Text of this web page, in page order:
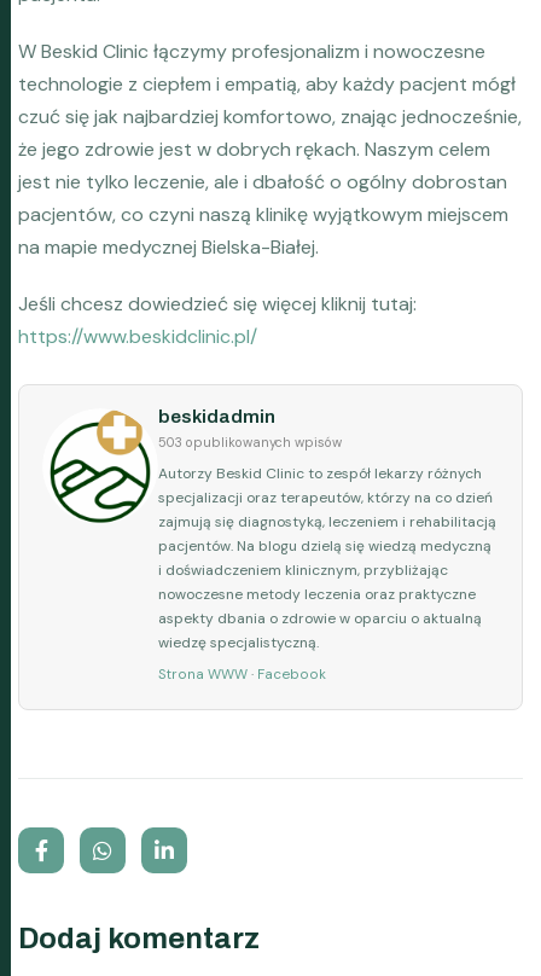
W Beskid Clinic łączymy profesjonalizm i nowoczesne
technologie z ciepłem i empatią, aby każdy pacjent mógł
czuć się jak najbardziej komfortowo, znając jednocześnie,
że jego zdrowie jest w dobrych rękach. Naszym celem
jest nie tylko leczenie, ale i dbałość o ogólny dobrostan
pacjentów, co czyni naszą klinikę wyjątkowym miejscem
na mapie medycznej Bielska-Białej.
Jeśli chcesz dowiedzieć się więcej kliknij tutaj:
https://www.beskidclinic.pl/
beskidadmin
503 opublikowanych wpisów
Autorzy Beskid Clinic to zespół lekarzy różnych
specjalizacji oraz terapeutów, którzy na co dzień
zajmują się diagnostyką, leczeniem i rehabilitacją
pacjentów. Na blogu dzielą się wiedzą medyczną
i doświadczeniem klinicznym, przybliżając
nowoczesne metody leczenia oraz praktyczne
aspekty dbania o zdrowie w oparciu o aktualną
wiedzę specjalistyczną.
Strona WWW · Facebook
Dodaj komentarz